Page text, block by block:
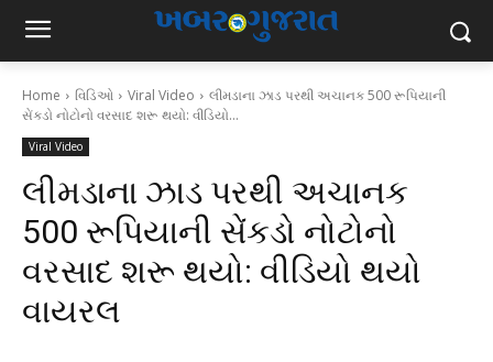
Home વિડિઓ Viral Video
લીમડાના ઝાડ પરથી અચાનક 500 રૂપિયાની
સેંકડો નોટોનો વરસાદ શરૂ થયો: વીડિયો...
Viral Video
લીમડાના ઝાડ પરથી અચાનક
500 રૂપિયાની સેંકડો નોટોનો
વરસાદ શરૂ થયો: વીડિયો થયો
વાયરલ